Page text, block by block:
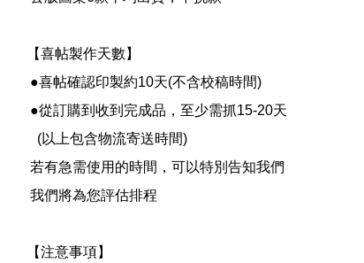
【喜帖製作天數】
●喜帖確認印製約10天(不含校稿時間)
●從訂購到收到完成品，至少需抓15-20天
(以上包含物流寄送時間)
若有急需使用的時間，可以特別告知我們
我們將為您評估排程
【注意事項】